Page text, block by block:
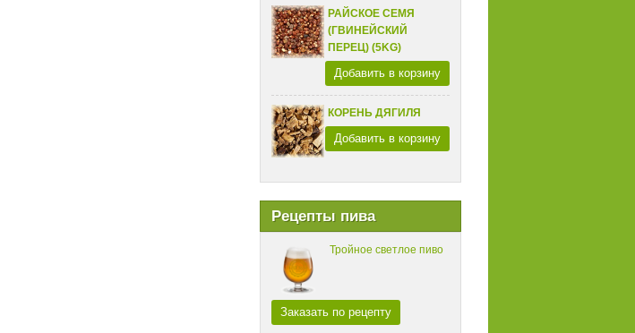
РАЙСКОЕ СЕМЯ
(ГВИНЕЙСКИЙ
ПЕРЕЦ) (5KG)
Добавить в корзину
КОРЕНЬ ДЯГИЛЯ
Добавить в корзину
Рецепты пива
Тройное светлое пиво
Заказать по рецепту